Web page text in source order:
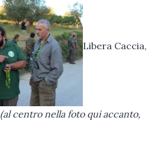
Libera Caccia,
(al centro nella foto qui accanto,